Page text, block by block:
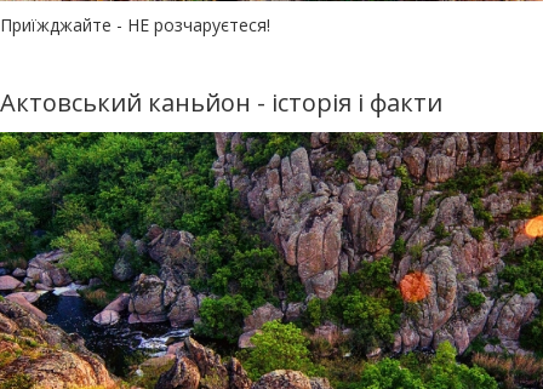
Приїжджайте - НЕ розчаруєтеся!
Актовський каньйон - історія і факти